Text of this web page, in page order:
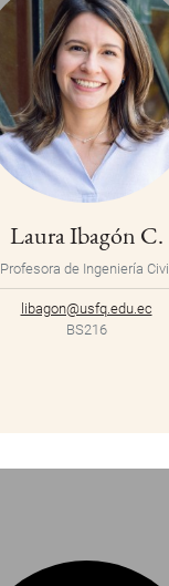
Laura Ibagón C.
Profesora de Ingeniería Civil
libagon@usfq.edu.ec
BS216